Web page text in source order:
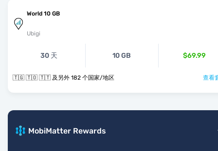
World 10 GB
Ubigi
30 天 10 GB $69.99
🇹🇬 🇹🇴 🇹🇹 及另外 182 个国家/地区 查看
MobiMatter Rewards